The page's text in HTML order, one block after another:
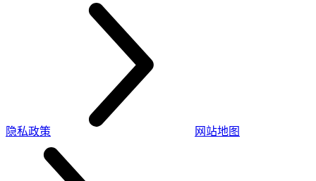
隐私政策 网站地图